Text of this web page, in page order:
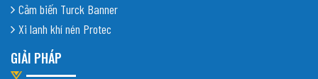
Cảm biến Turck Banner
Xi lanh khí nén Protec
GIẢI PHÁP